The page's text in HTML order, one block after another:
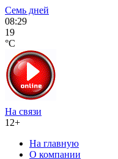
Семь дней
08:29
19
°C
На связи
12+
На главную
О компании